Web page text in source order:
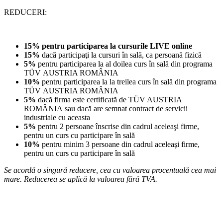
REDUCERI:
15% pentru participarea la cursurile LIVE online
15% dacă participaţi la cursuri în sală, ca persoană fizică
5% pentru participarea la al doilea curs în sală din programa
TÜV AUSTRIA ROMÂNIA
10% pentru participarea la la treilea curs în sală din programa
TÜV AUSTRIA ROMÂNIA
5% dacă firma este certificată de TÜV AUSTRIA
ROMÂNIA sau dacă are semnat contract de servicii
industriale cu aceasta
5% pentru 2 persoane înscrise din cadrul aceleaşi firme,
pentru un curs cu participare în sală
10% pentru minim 3 persoane din cadrul aceleaşi firme,
pentru un curs cu participare în sală
Se acordă o singură reducere, cea cu valoarea procentuală cea mai
mare. Reducerea se aplică la valoarea fără TVA.